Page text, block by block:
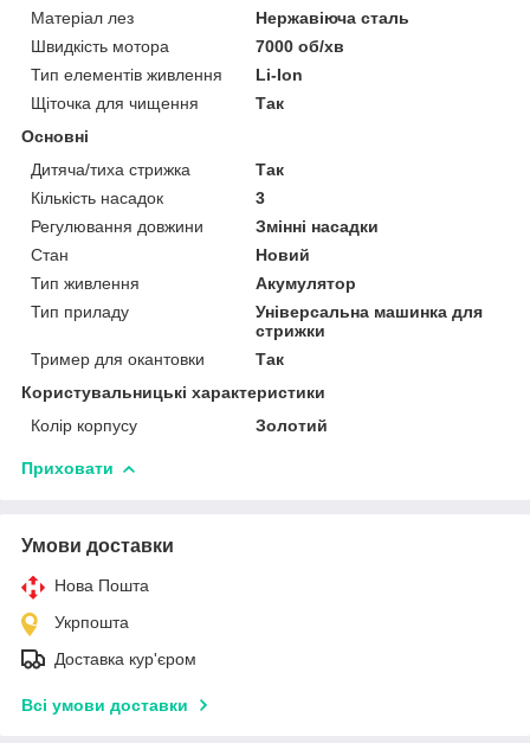
Матеріал лез
Нержавіюча сталь
Швидкість мотора
7000 об/хв
Тип елементів живлення
Li-Ion
Щіточка для чищення
Так
Основні
Дитяча/тиха стрижка
Так
Кількість насадок
3
Регулювання довжини
Змінні насадки
Стан
Новий
Тип живлення
Акумулятор
Тип приладу
Універсальна машинка для
стрижки
Тример для окантовки
Так
Користувальницькі характеристики
Колір корпусу
Золотий
Приховати
Умови доставки
Нова Пошта
Укрпошта
Доставка кур'єром
Всі умови доставки